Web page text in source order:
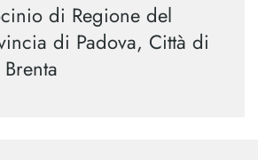
di Regione del
di Padova, Città di